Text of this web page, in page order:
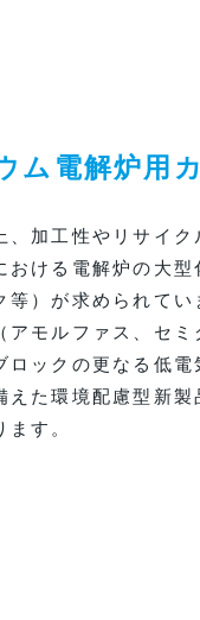
ム電解炉用
、加工性やリサイ
おける電解炉の大
等）が求められて
アモルファス、セ
ロックの更なる低
えた環境配慮型新
す。